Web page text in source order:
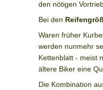
den nötigen
Bei den
Waren früher
werden nunmehr
Kettenblatt - meist
ältere Biker eine
Die Kombination